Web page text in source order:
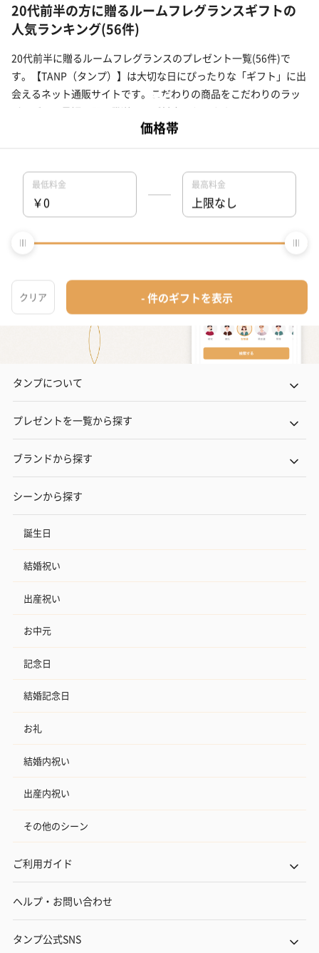
20代前半の方に贈るルームフレグランスギフトの
人気ランキング(56件)
20代前半に贈るルームフレグランスのプレゼント一覧(56件)で
す。【TANP（タンプ）】は大切な日にぴったりな「ギフト」に出
会えるネット通販サイトです。こだわりの商品をこだわりのラッ
ピングで、最短で即日発送にてご対応いたします。
タンプホーム > 20代前半プレゼント・ギフト > インテリア > アロマ・フレ
タンプについて
プレゼントを一覧から探す
ブランドから探す
シーンから探す
誕生日
結婚祝い
出産祝い
お中元
記念日
結婚記念日
お礼
結婚内祝い
出産内祝い
その他のシーン
ご利用ガイド
ヘルプ・お問い合わせ
タンプ公式SNS